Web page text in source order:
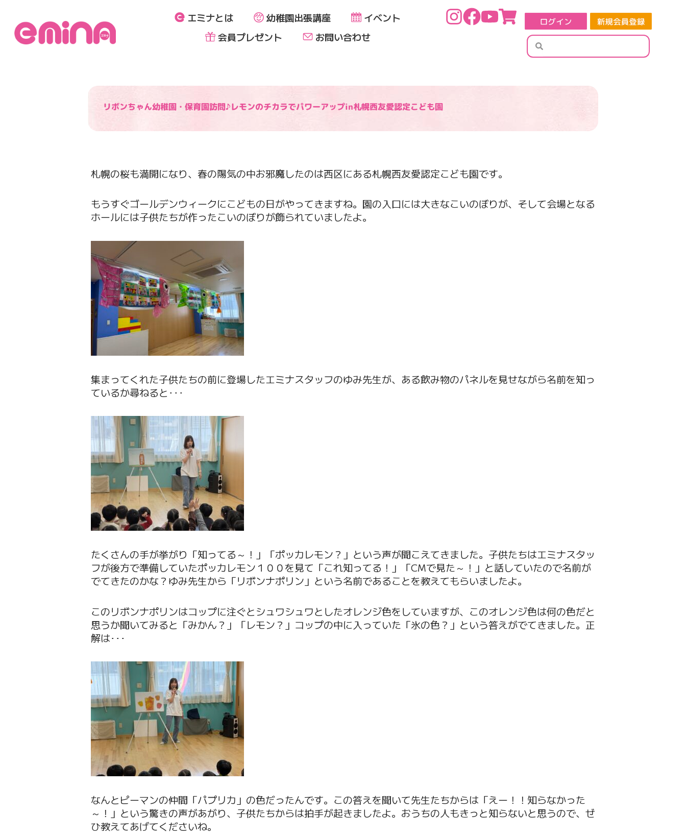
エミナとは 幼稚園出張講座
イベント
会員プレゼント
お問い合わせ
検
リボンちゃん幼稚園・保育園訪問♪レモンのチカラでパワーアップin札幌西友愛認定こども園
札幌の桜も満開になり、春の陽気の中お邪魔したのは西区にある札幌西友愛認定こども園です。
もうすぐゴールデンウィークにこどもの日がやってきますね。園の入口には大きなこいのぼりが、そして会場となる
ホールには子供たちが作ったこいのぼりが飾られていましたよ。
集まってくれた子供たちの前に登場したエミナスタッフのゆみ先生が、ある飲み物のパネルを見せながら名前を知っ
ているか尋ねると･･･
たくさんの手が挙がり「知ってる～！」「ポッカレモン？」という声が聞こえてきました。子供たちはエミナスタッ
フが後方で準備していたポッカレモン１００を見て「これ知ってる！」「CMで見た～！」と話していたので名前が
でてきたのかな？ゆみ先生から「リボンナポリン」という名前であることを教えてもらいましたよ。
このリボンナポリンはコップに注ぐとシュワシュワとしたオレンジ色をしていますが、このオレンジ色は何の色だと
思うか聞いてみると「みかん？」「レモン？」コップの中に入っていた「氷の色？」という答えがでてきました。正
解は･･･
なんとピーマンの仲間「パプリカ」の色だったんです。この答えを聞いて先生たちからは「えー！！知らなかった
～！」という驚きの声があがり、子供たちからは拍手が起きましたよ。おうちの人もきっと知らないと思うので、ぜ
ひ教えてあげてくださいね。